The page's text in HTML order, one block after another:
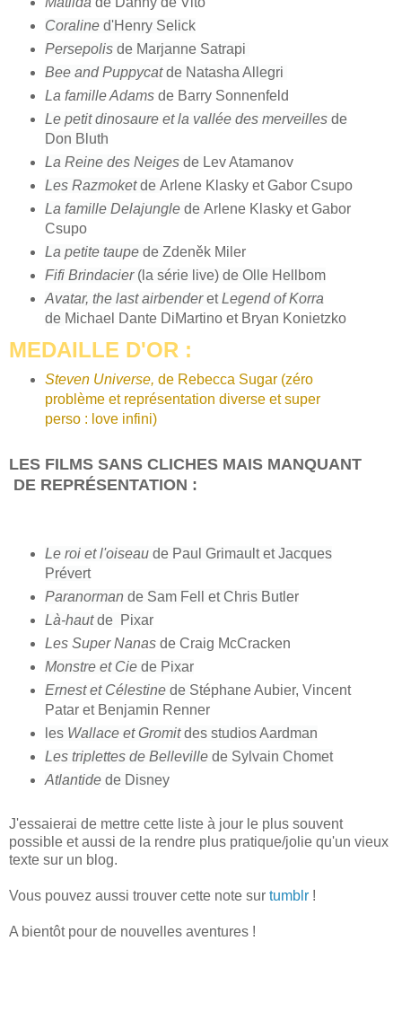
Coralined'Henry Selick
Persepolisde Marjanne Satrapi
Bee and Puppycatde Natasha Allegri
La famille Adamsde Barry Sonnenfeld
Le petit dinosaure et la vallée des merveillesde
Don Bluth
La Reine des Neigesde Lev Atamanov
Les Razmoketde Arlene Klasky et Gabor Csupo
La famille Delajungle de Arlene Klasky et Gabor
Csupo
La petite taupede Zdeněk Miler
Fifi Brindacier(la série live) de Olle Hellbom
Avatar, the last airbenderetLegend of Korra
de Michael Dante DiMartino et Bryan Konietzko
MEDAILLE D'OR :
Steven Universe, de Rebecca Sugar (zéro
problème et représentation diverse et super
perso : love infini)
LES FILMS SANS CLICHES MAIS MANQUANT
DE REPRÉSENTATION :
Le roi et l'oiseau de Paul Grimault et Jacques
Prévert
Paranorman de Sam Fell et Chris Butler
Là-hautde Pixar
Les Super Nanasde Craig McCracken
Monstre et Ciede Pixar
Ernest et Célestinede Stéphane Aubier, Vincent
Patar et Benjamin Renner
lesWallace et Gromitdes studios Aardman
Les triplettes de Bellevillede Sylvain Chomet
Atlantidede Disney
J'essaierai de mettre cette liste à jour le plus souvent
possible et aussi de la rendre plus pratique/jolie qu'un vieux
texte sur un blog.
Vous pouvez aussi trouver cette note sur tumblr !
A bientôt pour de nouvelles aventures !